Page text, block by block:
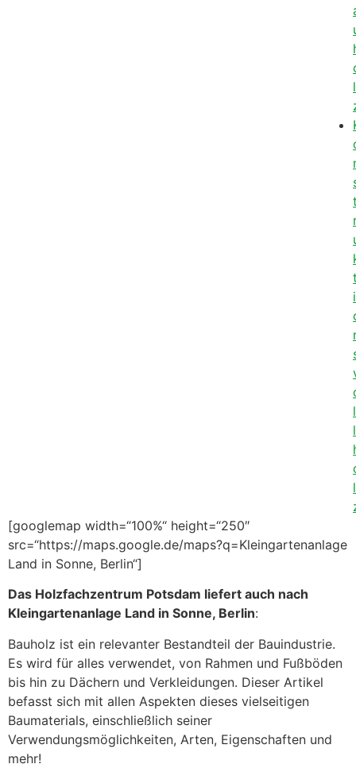
l
i
l
l
l
[googlemap width=“100%“ height=“250″
src=“https://maps.google.de/maps?q=Kleingartenanlage
Land in Sonne, Berlin“]
Das Holzfachzentrum Potsdam liefert auch nach
Kleingartenanlage Land in Sonne, Berlin:
Bauholz ist ein relevanter Bestandteil der Bauindustrie.
Es wird für alles verwendet, von Rahmen und Fußböden
bis hin zu Dächern und Verkleidungen. Dieser Artikel
befasst sich mit allen Aspekten dieses vielseitigen
Baumaterials, einschließlich seiner
Verwendungsmöglichkeiten, Arten, Eigenschaften und
mehr!